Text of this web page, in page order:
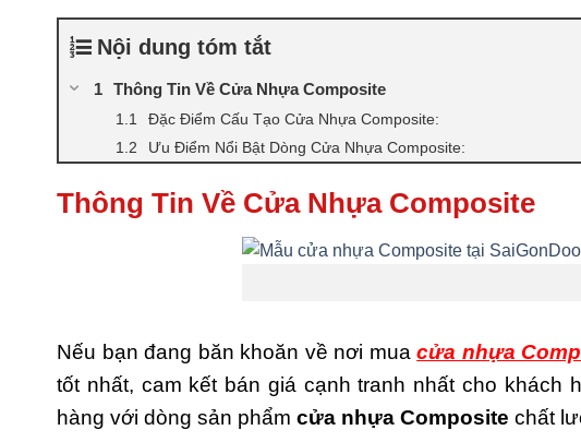
Nội dung tóm tắt
Thông Tin Về Cửa Nhựa Composite
Đặc Điểm Cấu Tạo Cửa Nhựa Composite:
Ưu Điểm Nổi Bật Dòng Cửa Nhựa Composite:
Thông Tin Về Cửa Nhựa Composite
Nếu bạn đang băn khoăn về nơi muacửa nhựa
tốt nhất, cam kết bán giá cạnh tranh nhất cho khách
hàng với dòng sản phẩm cửa nhựa Composite chất